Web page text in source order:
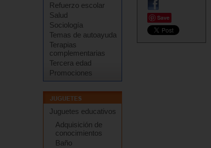
Refuerzo escolar
Salud
Sociología
Temas de autoayuda
Terapias
complementarias
Tercera edad
Promociones
Juguetes educativos
Adquisición de
conocimientos
Baño
Save